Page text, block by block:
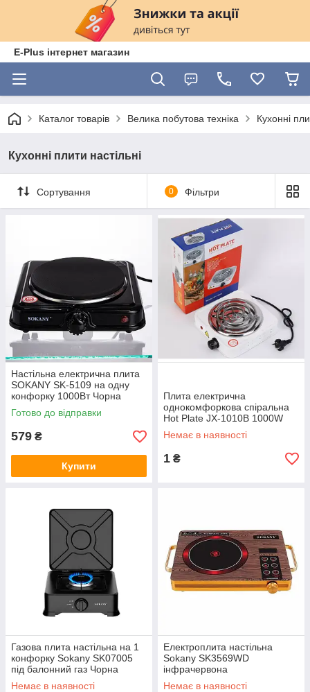
E-Plus інтернет магазин
Каталог товарів Велика побутова техніка Кухонні
Кухонні плити настільні
Сортування 0 Фільтри
Настільна електрична плита
SOKANY SK-5109 на одну
конфорку 1000Вт Чорна
Готово до відправки
579 ₴
Купити
Плита електрична
однокомфоркова спіральна
Hot Plate JX-1010B 1000W
електроплита
Немає в наявності
1 ₴
Газова плита настільна на 1
конфорку Sokany SK07005
під балонний газ Чорна
Немає в наявності
Електроплита настільна
Sokany SK3569WD
інфрачервона
одноконфорочна 2000 Вт
Немає в наявності